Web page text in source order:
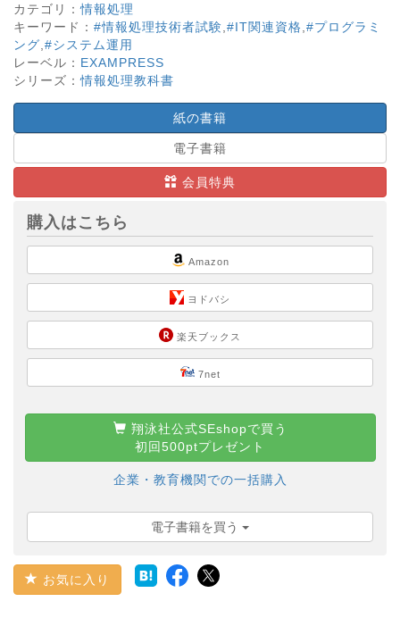
カテゴリ：情報処理
キーワード： #情報処理技術者試験 #IT関連資格 #プログラミ
ング #システム運用
レーベル： EXAMPRESS
シリーズ：情報処理教科書
紙の書籍
電子書籍
会員特典
購入はこちら
Amazon
ヨドバシ
楽天ブックス
7net
翔泳社公式SEshopで買う
初回500ptプレゼント
企業・教育機関での一括購入
電子書籍を買う
お気に入り